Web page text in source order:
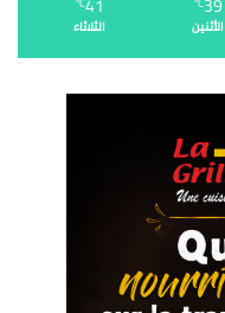
39
℃
الأثنين
41
℃
الثلاثاء